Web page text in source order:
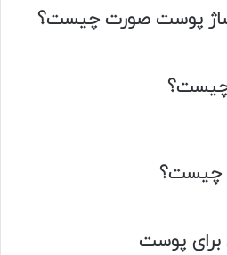
پوست صورت چیست؟
برای پوست